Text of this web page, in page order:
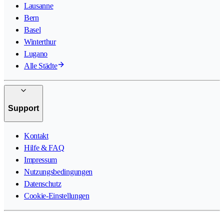
Lausanne
Bern
Basel
Winterthur
Lugano
Alle Städte
Support
Kontakt
Hilfe & FAQ
Impressum
Nutzungsbedingungen
Datenschutz
Cookie-Einstellungen